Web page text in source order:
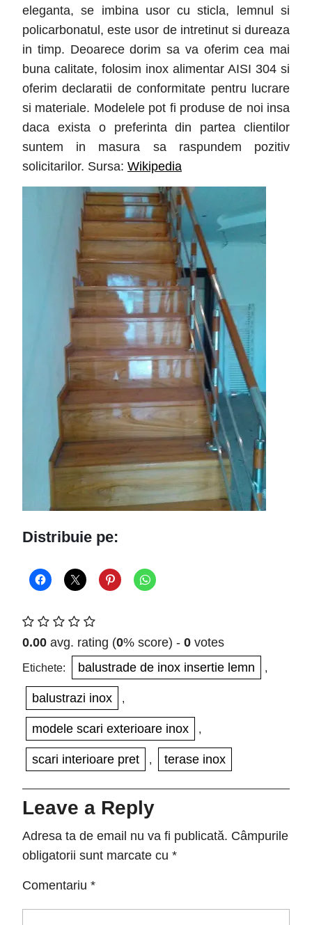
eleganta, se imbina usor cu sticla, lemnul si
policarbonatul, este usor de intretinut si dureaza
in timp. Deoarece dorim sa va oferim cea mai
buna calitate, folosim inox alimentar AISI 304 si
oferim declaratii de conformitate pentru lucrare
si materiale. Modelele pot fi produse de noi insa
daca exista o preferinta din partea clientilor
suntem in masura sa raspundem pozitiv
solicitarilor. Sursa: Wikipedia
Distribuie pe:
0.00 avg. rating (0% score) - 0 votes
Etichete: balustrade de inox insertie lemn ,
balustrazi inox ,
modele scari exterioare inox ,
scari interioare pret , terase inox
Leave a Reply
Adresa ta de email nu va fi publicată. Câmpurile
obligatorii sunt marcate cu *
Comentariu *